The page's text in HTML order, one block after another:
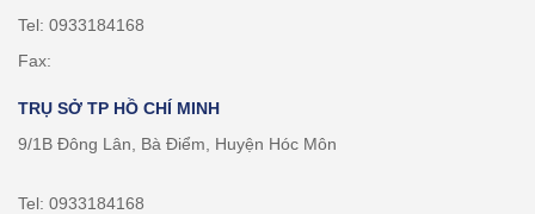
Tel: 0933184168
Fax:
TRỤ SỞ TP HỒ CHÍ MINH
9/1B Đông Lân, Bà Điểm, Huyện Hóc Môn
Tel: 0933184168